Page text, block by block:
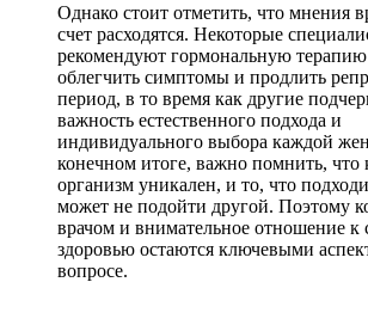
Однако стоит отметить, что мнения
счет расходятся. Некоторые
рекомендуют гормональную терапию
облегчить симптомы и продлить
период, в то время как другие
важность естественного подхода и
индивидуального выбора каждой
конечном итоге, важно помнить,
организм уникален, и то, что
может не подойти другой. Поэтому
врачом и внимательное отношение к
здоровью остаются ключевыми
вопросе.